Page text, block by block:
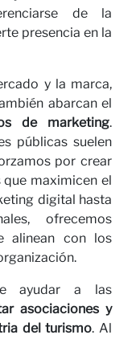
de la
presencia en la
y la marca,
abarcan el
de marketing.
públicas suelen
por crear
maximicen el
digital hasta
ofrecemos
alinean con los
ayudar a las
asociaciones y
del turismo. Al